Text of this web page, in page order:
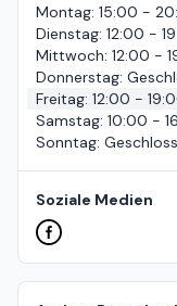
Montag: 15:00 -
Dienstag: 12:00 -
Mittwoch: 12:00 -
Donnerstag:
Freitag: 12:00 -
Samstag: 10:00 -
Sonntag:
Soziale Medien